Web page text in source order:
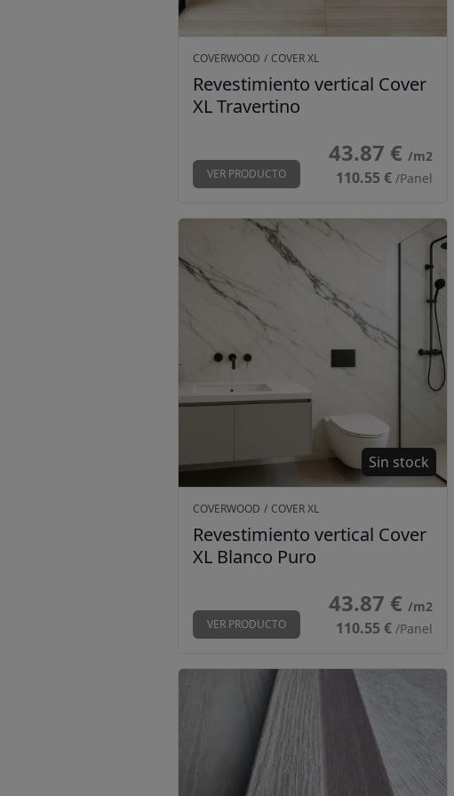
COVERWOOD / COVER XL
Revestimiento vertical Cover
XL Travertino
VER PRODUCTO
43.87 € /m2
110.55 € /Panel
Revestimiento vertical Cover XL Blanco
Sin stock
COVERWOOD / COVER XL
Revestimiento vertical Cover
XL Blanco Puro
VER PRODUCTO
43.87 € /m2
110.55 € /Panel
Perfil ECO ancho L-Roble